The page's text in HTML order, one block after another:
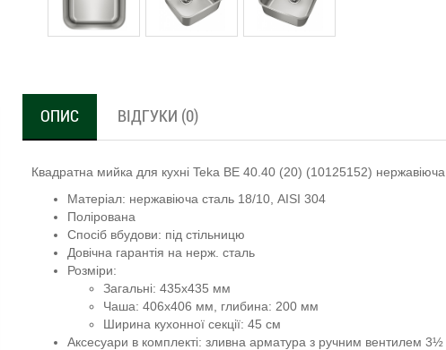
ОПИС ВІДГУКИ (0)
Квадратна мийка для кухні Teka BE 40.40 (20) (10125152)
Матеріал: нержавіюча сталь 18/10, AISI 304
Полірована
Спосіб вбудови: під стільницю
Довічна гарантія на нерж. сталь
Розміри:
Загальні: 435x435 мм
Чаша: 406x406 мм, глибина: 200 мм
Ширина кухонної секції: 45 см
Аксесуари в комплекті: зливна арматура з ручним вентилем 3½